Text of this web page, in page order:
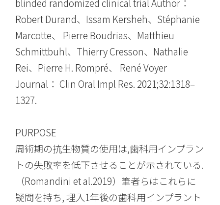
blinded randomized clinical trial Author：
Robert Durand、Issam Kersheh、Stéphanie
Marcotte、 Pierre Boudrias、Matthieu
Schmittbuhl、Thierry Cresson、Nathalie
Rei、Pierre H. Rompré、 René Voyer
Journal： Clin Oral Impl Res. 2021;32:1318–
1327.
PURPOSE
周術期の抗生物質の使用は,歯科用インプラン
トの失敗率を低下させることが示されている.
（Romandini et al.2019）筆者らはこれらに
疑問を持ち, 埋入1年後の歯科用インプラント